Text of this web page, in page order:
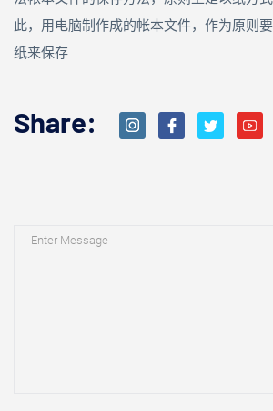
此，用电脑制作成的帐本文件，作为原则
纸来保存
Share: